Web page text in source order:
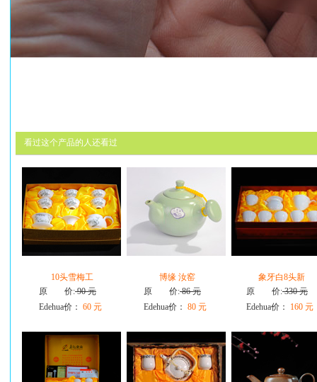
看过这个产品的人还看过
10头雪梅工
原 价:90 元
Edehua价： 60 元
博缘 汝窑
原 价:86 元
Edehua价： 80 元
象牙白8头新
原 价:330 元
Edehua价：
160 元